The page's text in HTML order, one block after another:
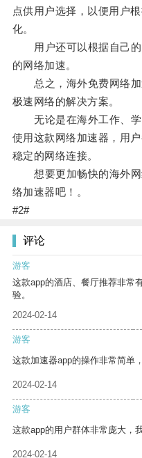
点供用户选择，以便用户
化。
用户还可以根据自己的
的网络加速。
总之，海外免费网络加
极速网络的解决方案。
无论是在海外工作、学
使用这款网络加速器，用
稳定的网络连接。
想要更加畅快的海外网
络加速器吧！。
#2#
评论
游客
这款app的酒店、餐厅推荐非常
验。
2024-02-14
游客
这款加速器app的操作非常简单
2024-02-14
游客
这款app的用户群体非常庞大，
2024-02-14